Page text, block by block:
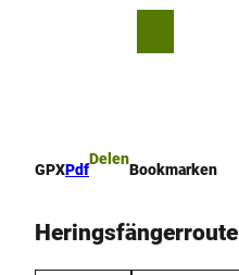
GPXPdf
Delen
Bookmarken
Heringsfängerroute